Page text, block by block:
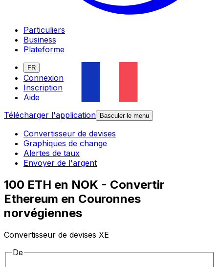
Particuliers
Business
Plateforme
FR
Connexion
Inscription
Aide
Télécharger l'application
Basculer le menu
Convertisseur de devises
Graphiques de change
Alertes de taux
Envoyer de l'argent
100 ETH en NOK - Convertir
Ethereum en Couronnes
norvégiennes
Convertisseur de devises XE
De